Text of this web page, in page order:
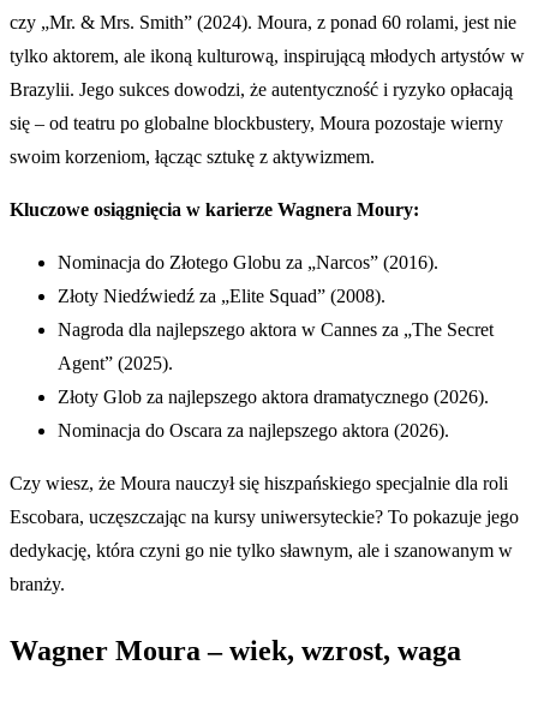
czy „Mr. & Mrs. Smith” (2024). Moura, z ponad 60 rolami, jest nie
tylko aktorem, ale ikoną kulturową, inspirującą młodych artystów w
Brazylii. Jego sukces dowodzi, że autentyczność i ryzyko opłacają
się – od teatru po globalne blockbustery, Moura pozostaje wierny
swoim korzeniom, łącząc sztukę z aktywizmem.
Kluczowe osiągnięcia w karierze Wagnera Moury:
Nominacja do Złotego Globu za „Narcos” (2016).
Złoty Niedźwiedź za „Elite Squad” (2008).
Nagroda dla najlepszego aktora w Cannes za „The Secret
Agent” (2025).
Złoty Glob za najlepszego aktora dramatycznego (2026).
Nominacja do Oscara za najlepszego aktora (2026).
Czy wiesz, że Moura nauczył się hiszpańskiego specjalnie dla roli
Escobara, uczęszczając na kursy uniwersyteckie? To pokazuje jego
dedykację, która czyni go nie tylko sławnym, ale i szanowanym w
branży.
Wagner Moura – wiek, wzrost, waga